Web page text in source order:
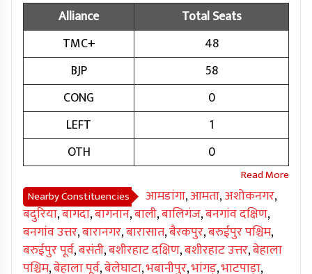
Alliance
Total Seats
TMC+
48
BJP
58
CONG
0
LEFT
1
OTH
0
Nearby Constituencies आमडांगा,आमता,अशोकनगर,
बदुरिया,बागदा,बागनान,बाली,बालिगंज,बनगांव दक्षिण,
बनगांव उत्तर,बारानगर,बारासात,बैरकपुर,बरुईपुर पश्चिम,
बरुईपुर पूर्व,बसंती,बशीरहाट दक्षिण,बशीरहाट उत्तर,बेहाला
पश्चिम,बेहाला पूर्व,बेलेघाटा,भबानीपुर,भांगड़,भाटपाड़ा,